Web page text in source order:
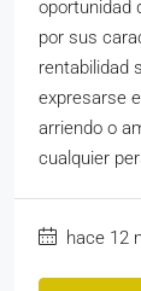
oportunidad
por sus
rentabilidad
expresarse
arriendo o
cualquier
hace 12